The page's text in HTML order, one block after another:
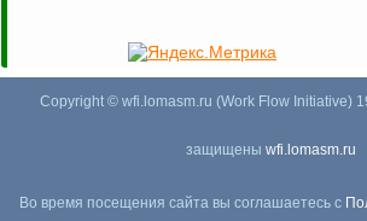
Copyright © wfi.lomasm.ru (Work Flow Initiative)
защищены wfi.lomasm.ru
Во время посещения сайта вы соглашаетесь с